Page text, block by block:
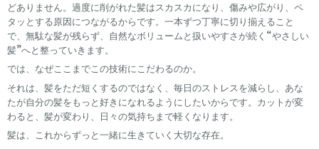
どありません。過度に削がれた髪はスカスカになり、傷みや広がり、ペ
タッとする原因につながるからです。一本ずつ丁寧に切り揃えること
で、無駄な髪が残らず、自然なボリュームと扱いやすさが続く“やさしい
髪”へと整っていきます。
では、なぜここまでこの技術にこだわるのか。
それは、髪をただ短くするのではなく、毎日のストレスを減らし、あな
たが自分の髪をもっと好きになれるようにしたいからです。カットが変
わると、髪が変わり、日々の気持ちまで軽くなります。
髪は、これからずっと一緒に生きていく大切な存在。